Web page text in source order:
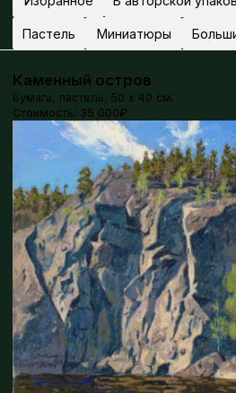
Обучение
Каталог картин
Избранные картины
Картины в авторской упаковке
Этюды маслом
Работы пастелью
Миниатюры